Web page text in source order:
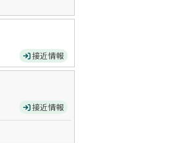
接近情報
接近情報